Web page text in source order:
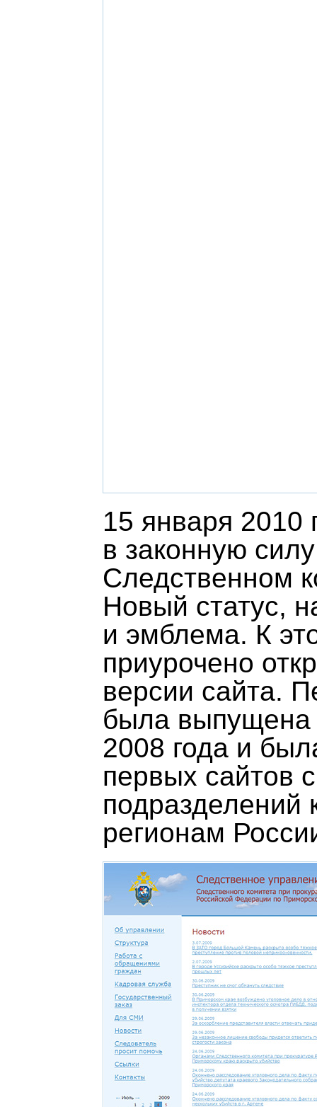
15 января 2010
в законную
Следственном
Новый статус,
и эмблема. К
приурочено
версии сайта.
была
2008 года и
первых сайтов
подразделений
регионам